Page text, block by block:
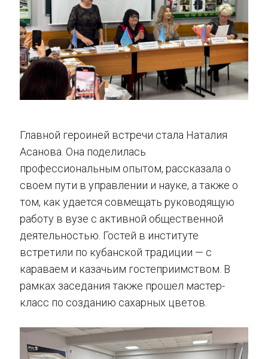
Главной героиней встречи стала Наталия
Асанова. Она поделилась
профессиональным опытом, рассказала о
своем пути в управлении и науке, а также о
том, как удается совмещать руководящую
работу в вузе с активной общественной
деятельностью. Гостей в институте
встретили по кубанской традиции — с
караваем и казачьим гостеприимством. В
рамках заседания также прошел мастер-
класс по созданию сахарных цветов.